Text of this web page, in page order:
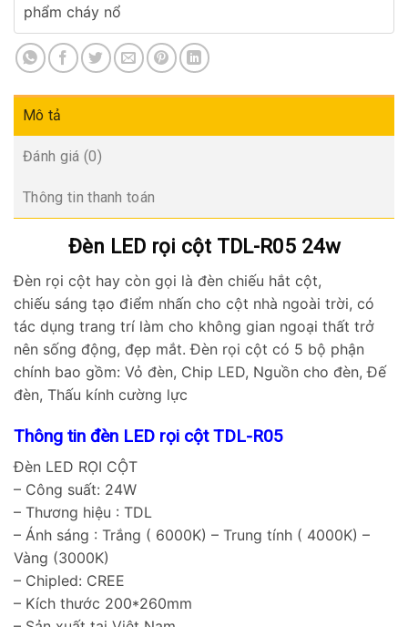
phẩm cháy nổ
Mô tả
Đánh giá (0)
Thông tin thanh toán
Đèn LED rọi cột TDL-R05 24w
Đèn rọi cột hay còn gọi là đèn chiếu hắt cột,
chiếu sáng tạo điểm nhấn cho cột nhà ngoài trời, có
tác dụng trang trí làm cho không gian ngoại thất trở
nên sống động, đẹp mắt. Đèn rọi cột có 5 bộ phận
chính bao gồm: Vỏ đèn, Chip LED, Nguồn cho đèn, Đế
đèn, Thấu kính cường lực
Thông tin đèn LED rọi cột TDL-R05
Đèn LED RỌI CỘT
– Công suất: 24W
– Thương hiệu : TDL
– Ánh sáng : Trắng ( 6000K) – Trung tính ( 4000K) –
Vàng (3000K)
– Chipled: CREE
– Kích thước 200*260mm